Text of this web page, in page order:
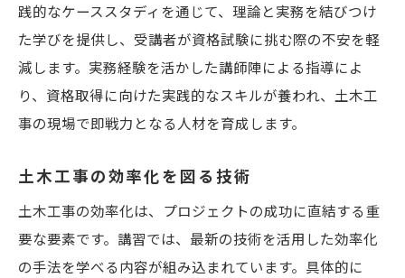
践的なケーススタディを通じて、理論と実務を結びつけ
た学びを提供し、受講者が資格試験に挑む際の不安を軽
減します。実務経験を活かした講師陣による指導によ
り、資格取得に向けた実践的なスキルが養われ、土木工
事の現場で即戦力となる人材を育成します。
土木工事の効率化を図る技術
土木工事の効率化は、プロジェクトの成功に直結する重
要な要素です。講習では、最新の技術を活用した効率化
の手法を学べる内容が組み込まれています。具体的に